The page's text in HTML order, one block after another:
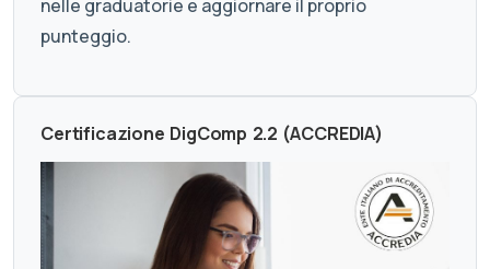
nelle graduatorie e aggiornare il proprio
punteggio.
Certificazione DigComp 2.2 (ACCREDIA)